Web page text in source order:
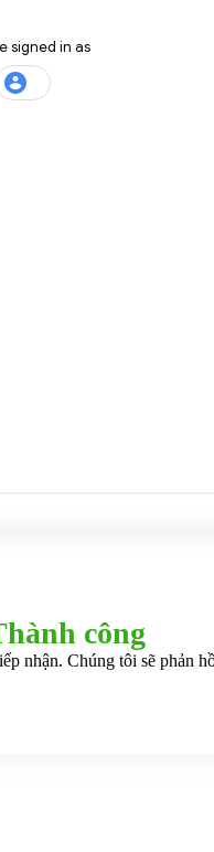
công
nhận. Chúng tôi sẽ phản